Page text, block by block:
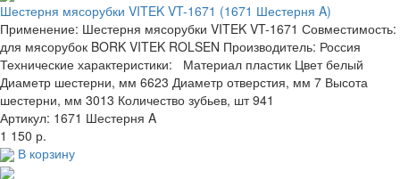
Шестерня мясорубки VITEK VT-1671 (1671 Шестерня A)
Применение: Шестерня мясорубки VITEK VT-1671 Совместимость:
для мясорубок BORK VITEK ROLSEN Производитель: Россия
Технические характеристики: Материал пластик Цвет белый
Диаметр шестерни, мм 6623 Диаметр отверстия, мм 7 Высота
шестерни, мм 3013 Количество зубьев, шт 941
Артикул: 1671 Шестерня A
1 150 р.
В корзину